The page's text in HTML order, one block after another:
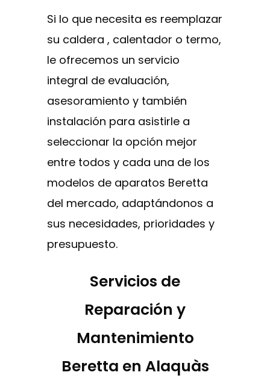
Si lo que necesita es reemplazar
su caldera , calentador o termo,
le ofrecemos un servicio
integral de evaluación,
asesoramiento y también
instalación para asistirle a
seleccionar la opción mejor
entre todos y cada una de los
modelos de aparatos Beretta
del mercado, adaptándonos a
sus necesidades, prioridades y
presupuesto.
Servicios de
Reparación y
Mantenimiento
Beretta en Alaquàs